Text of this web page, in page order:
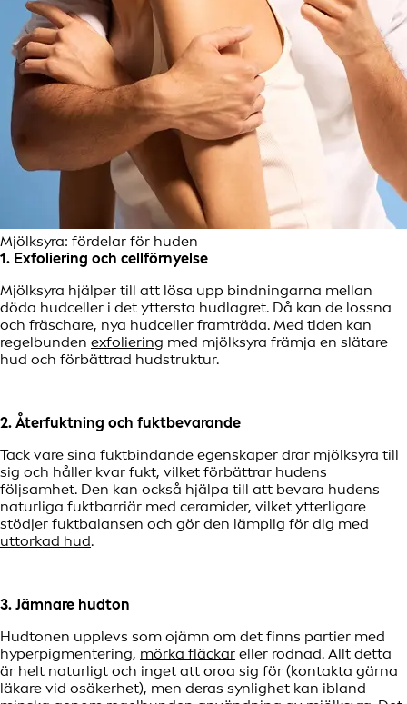
Mjölksyra: fördelar för huden
1. Exfoliering och cellförnyelse
Mjölksyra hjälper till att lösa upp bindningarna mellan
döda hudceller i det yttersta hudlagret. Då kan de lossna
och fräschare, nya hudceller framträda. Med tiden kan
regelbunden exfoliering med mjölksyra främja en slätare
hud och förbättrad hudstruktur.
2. Återfuktning och fuktbevarande
Tack vare sina fuktbindande egenskaper drar mjölksyra till
sig och håller kvar fukt, vilket förbättrar hudens
följsamhet. Den kan också hjälpa till att bevara hudens
naturliga fuktbarriär med ceramider, vilket ytterligare
stödjer fuktbalansen och gör den lämplig för dig med
uttorkad hud.
3. Jämnare hudton
Hudtonen upplevs som ojämn om det finns partier med
hyperpigmentering, mörka fläckar eller rodnad. Allt detta
är helt naturligt och inget att oroa sig för (kontakta gärna
läkare vid osäkerhet), men deras synlighet kan ibland